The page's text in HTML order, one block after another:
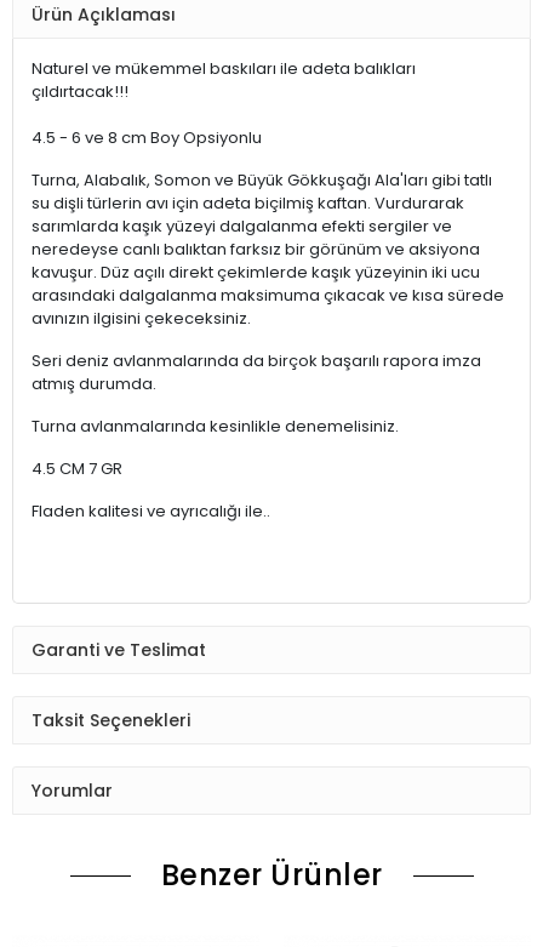
Ürün Açıklaması
Naturel ve mükemmel baskıları ile adeta balıkları
çıldırtacak!!!
4.5 - 6 ve 8 cm Boy Opsiyonlu
Turna, Alabalık, Somon ve Büyük Gökkuşağı Ala'ları gibi tatlı
su dişli türlerin avı için adeta biçilmiş kaftan. Vurdurarak
sarımlarda kaşık yüzeyi dalgalanma efekti sergiler ve
neredeyse canlı balıktan farksız bir görünüm ve aksiyona
kavuşur. Düz açılı direkt çekimlerde kaşık yüzeyinin iki ucu
arasındaki dalgalanma maksimuma çıkacak ve kısa sürede
avınızın ilgisini çekeceksiniz.
Seri deniz avlanmalarında da birçok başarılı rapora imza
atmış durumda.
Turna avlanmalarında kesinlikle denemelisiniz.
4.5 CM 7 GR
Fladen kalitesi ve ayrıcalığı ile..
Garanti ve Teslimat
Taksit Seçenekleri
Yorumlar
Benzer Ürünler